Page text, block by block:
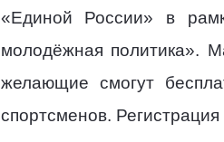
«Единой России» в
молодёжная политика».
желающие смогут
спортсменов. Регистрация